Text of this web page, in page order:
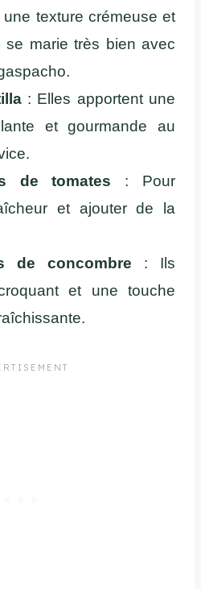
une texture crémeuse et
se marie très bien avec
: Elles apportent une
et gourmande au
de tomates : Pour
et ajouter de la
de concombre : Ils
et une touche